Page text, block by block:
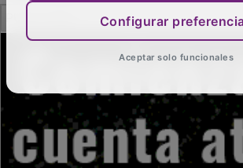
Configurar
Aceptar solo funcionales